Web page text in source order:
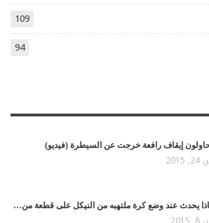
109
94
إيقاف رافعة خرجت عن السيطرة (فيديو)
يحدث عند وضع كرة ملتهبه من النيكل على قطعة من…